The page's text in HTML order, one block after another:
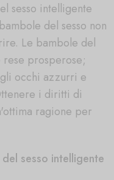
sesso intelligente
del sesso non
Le bambole del
rese prosperose;
occhi azzurri e
i diritti di
ragione per
sesso intelligente